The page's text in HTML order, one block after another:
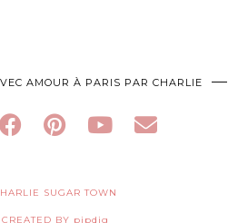
AMOUR À PARIS PAR CHARLIE
SUGAR TOWN
BY pipdig